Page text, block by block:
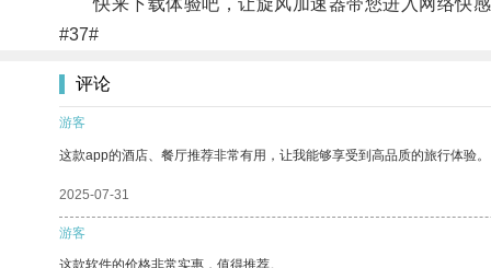
快来下载体验吧，让旋风加速器带您进入网络快感
#37#
评论
游客
这款app的酒店、餐厅推荐非常有用，让我能够享受到高品质的旅行体验。
2025-07-31
游客
这款软件的价格非常实惠，值得推荐。